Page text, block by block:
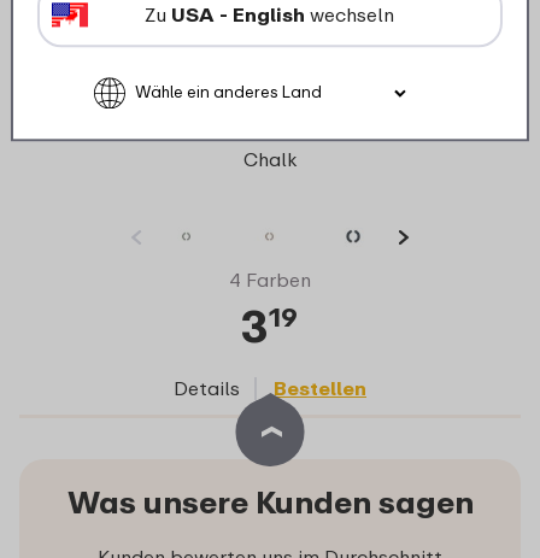
Chalk
4 Farben
319
Details Bestellen
Was unsere Kunden sagen
Zu USA - English wechseln